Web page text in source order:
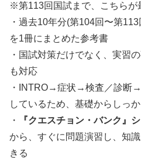
※第113回国試まで、こちらが
・過去10年分(第104回〜第
を1冊にまとめた参考書
・国試対策だけでなく、実習
も対応
・INTRO→症状→検査／診断
しているため、基礎からしっ
・
『クエスチョン・バンク』
から、すぐに問題演習し、知
きる